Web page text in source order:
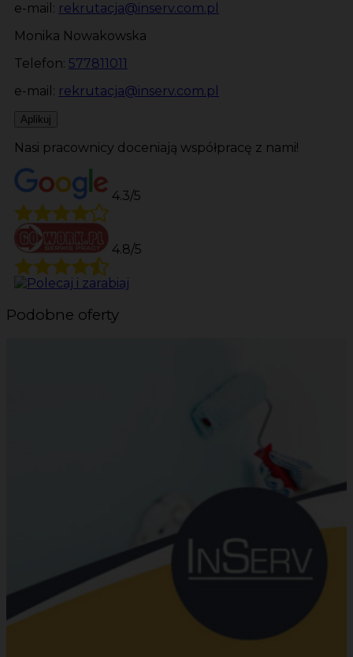
e-mail: rekrutacja@inserv.com.pl
Monika Nowakowska
Telefon: 577811011
e-mail: rekrutacja@inserv.com.pl
Aplikuj
Nasi pracownicy doceniają współpracę z nami!
4.3/5
4.8/5
Podobne oferty